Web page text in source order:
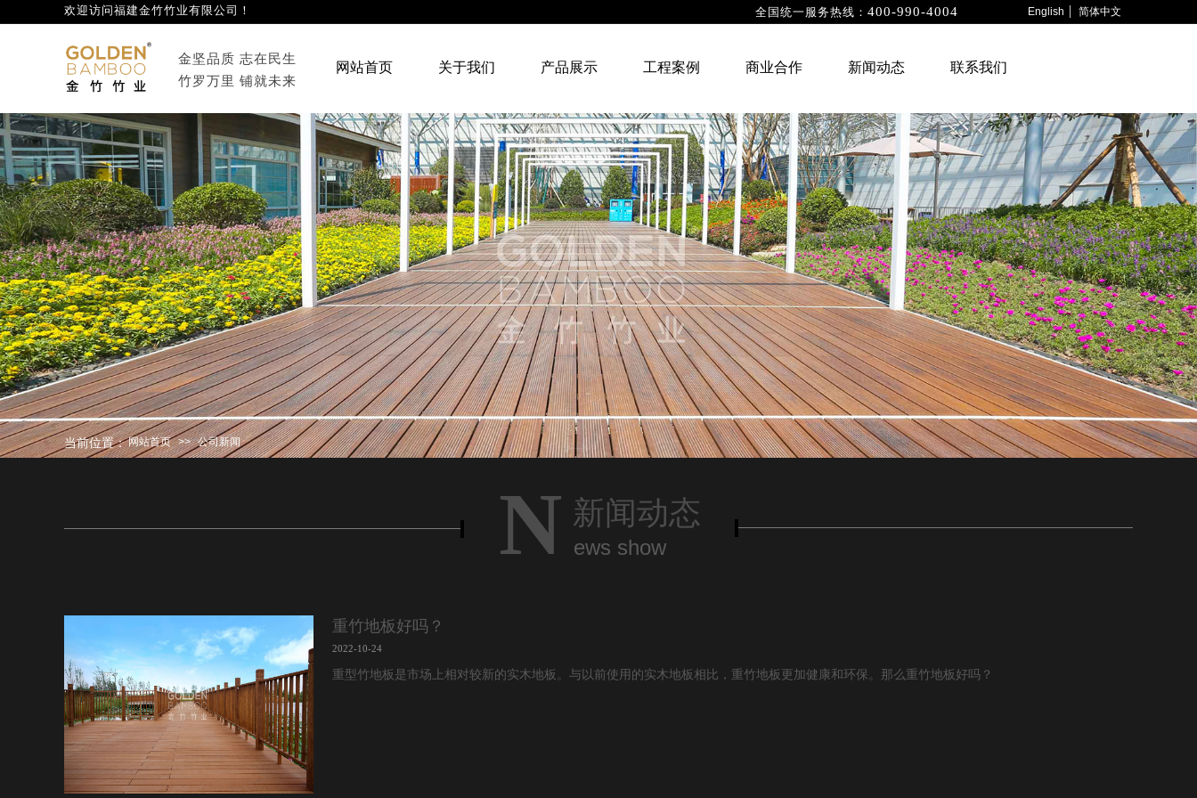
English 简体中文
欢迎访问福建金竹竹业有限公司 ！ 全国统一服务热线： 400-990-4004
网站首页 关于我们 产品展示 工程案例 商业合作 新闻动态 联系我们
金坚品质 志在民生
竹罗万里 铺就未来
当前位置：网站首页 >> 公司新闻
N 新闻动态
ews show
重竹地板好吗？
2022-10-24
重型竹地板是市场上相对较新的实木地板。与以前使用的实木地板相比，重竹地板更加健康和环保。那么重竹地板好吗？